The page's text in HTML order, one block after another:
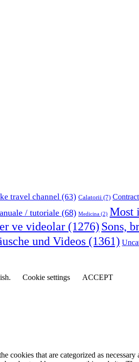
travel channel (63) Calatorii (7)
/ tutoriale (68) Medicina (2) Most
ve videolar (1276) Sons,
und Videos (1361)
Cookie settings
ACCEPT
that are categorized as necessary